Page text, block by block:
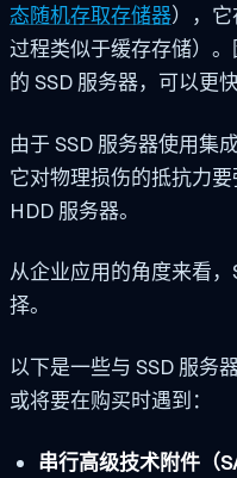
态随机存取存储器），
过程类似于缓存存储）
的 SSD 服务器，可以更
由于 SSD 服务器使用集
它对物理损伤的抵抗力
HDD 服务器。
从企业应用的角度来看
择。
以下是一些与 SSD 服务
或将要在购买时遇到：
串行高级技术附件（